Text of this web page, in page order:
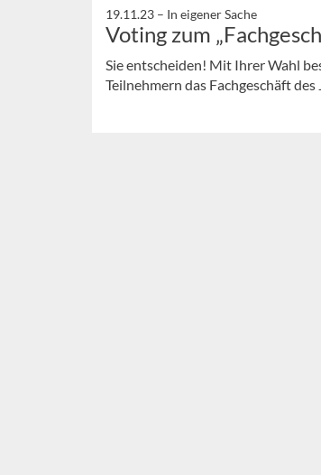
19.11.23 – In eigener Sache
Voting zum
Sie entscheiden! Mit Ihrer Wahl
Teilnehmern das Fachgeschäft